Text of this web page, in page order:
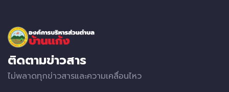
ติดตามข่าวสาร
ไม่พลาดทุกข่าวสารและความเคลื่อนไหว